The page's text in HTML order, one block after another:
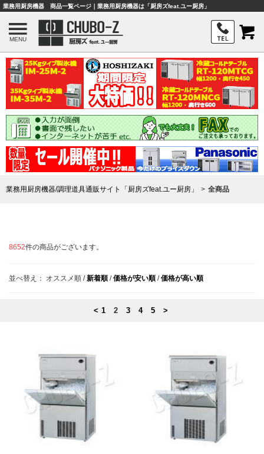
業務用厨房機器 商品一覧ページ｜業務用厨房機器は「厨房ズfeat.ユー厨房」
MENU
業務用厨房機器/調理道具通販サイト「厨房ズfeat.ユー厨房」 全商品
8652件の商品がございます。
並べ替え： オススメ順 /新着順 /価格が安い順 /価格が高い順
< 1 2 3 4 5 >